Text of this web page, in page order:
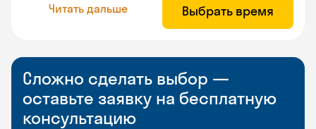
Читать дальше Выбрать время
Сложно сделать выбор —
оставьте заявку на бесплатную
консультацию